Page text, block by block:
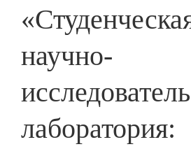
научно-
лаборатория: